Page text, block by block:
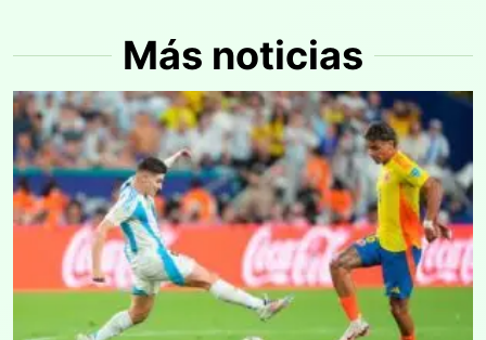
Más noticias